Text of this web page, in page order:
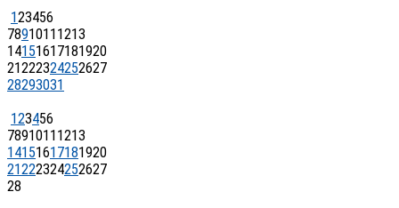
123456
7891011 1213
14151617181920
21222324252627
28293031
123456
7891011 1213
14151617181920
21222324252627
28